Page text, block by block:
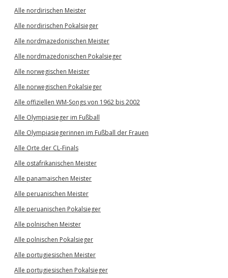
Alle nordirischen Meister
Alle nordirischen Pokalsieger
Alle nordmazedonischen Meister
Alle nordmazedonischen Pokalsieger
Alle norwegischen Meister
Alle norwegischen Pokalsieger
Alle offiziellen WM-Songs von 1962 bis 2002
Alle Olympiasieger im Fußball
Alle Olympiasiegerinnen im Fußball der Frauen
Alle Orte der CL-Finals
Alle ostafrikanischen Meister
Alle panamaischen Meister
Alle peruanischen Meister
Alle peruanischen Pokalsieger
Alle polnischen Meister
Alle polnischen Pokalsieger
Alle portugiesischen Meister
Alle portugiesischen Pokalsieger